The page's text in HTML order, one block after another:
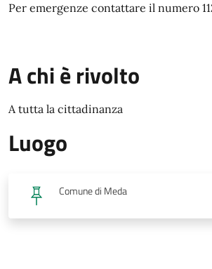
Per emergenze contattare il numero
A chi è rivolto
A tutta la cittadinanza
Luogo
Comune di Meda